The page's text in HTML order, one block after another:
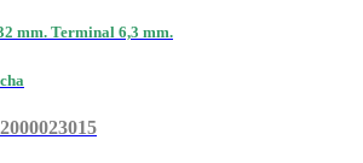
mm. Terminal 6,3 mm.